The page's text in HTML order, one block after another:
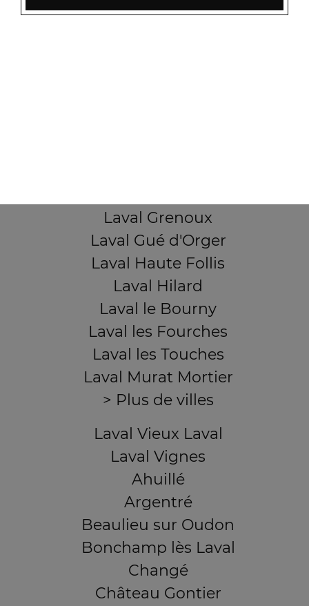
Laval Beauregard
Laval Grenoux
Laval Gué d'Orger
Laval Haute Follis
Laval Hilard
Laval le Bourny
Laval les Fourches
Laval les Touches
Laval Murat Mortier
> Plus de villes
Laval Vieux Laval
Laval Vignes
Ahuillé
Argentré
Beaulieu sur Oudon
Bonchamp lès Laval
Changé
Château Gontier